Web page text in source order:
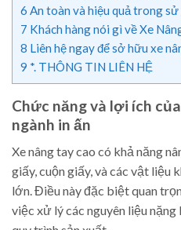
6 An toàn và hiệu quả trong sử
7 Khách hàng nói gì về Xe
8 Liên hệ ngay để sở hữu xe
9 *. THÔNG TIN LIÊN HỆ
Chức năng và lợi ích
ngành in ấn
Xe nâng tay cao có khả năng
giấy, cuộn giấy, và các vật
lớn. Điều này đặc biệt quan
việc xử lý các nguyên liệu